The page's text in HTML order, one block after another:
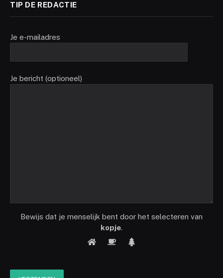
TIP DE REDACTIE
Je e-mailadres
Je bericht (optioneel)
Bewijs dat je menselijk bent door het selecteren van
kopje.